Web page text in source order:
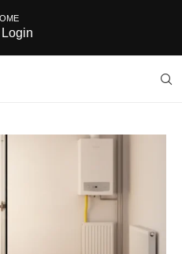
Login